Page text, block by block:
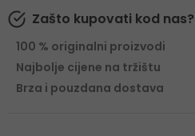
Zašto kupovati kod nas?
100 % originalni proizvodi
Najbolje cijene na tržištu
Brza i pouzdana dostava